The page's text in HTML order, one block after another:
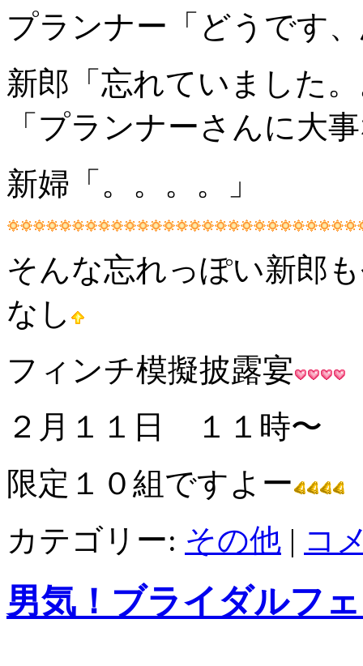
プランナー「どうです
新郎「忘れていました
「プランナーさんに大
新婦「。。。。」
そんな忘れっぽい新郎
なし
フィンチ模擬披露宴
２月１１日 １１時〜
限定１０組ですよー
カテゴリー: その他 | コ
男気！ブライダルフ